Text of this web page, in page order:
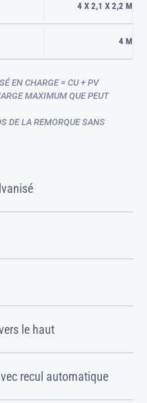
4 X 2,1 X 2,2 M
4 M
EN CHARGE = CU + PV
MAXIMUM QUE PEUT
DE LA REMORQUE SANS
le haut
recul automatique